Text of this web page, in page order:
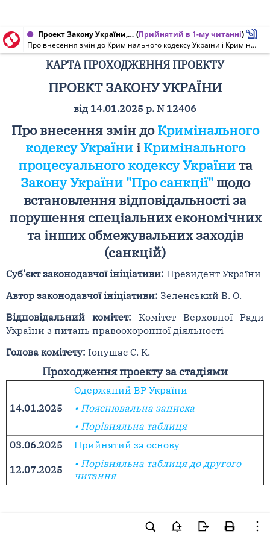
Проект Закону України, Карта проходження проекту від 03.06.2025 № 12406 (Прийнятий в 1-му читанні)
Про внесення змін до Кримінального кодексу України і Кримінального процесуального кодексу України та Закону України "Про санкції" щодо встановлення відповідальності за порушення спеціальних економічних та інших обмежувальних заходів (санкцій)